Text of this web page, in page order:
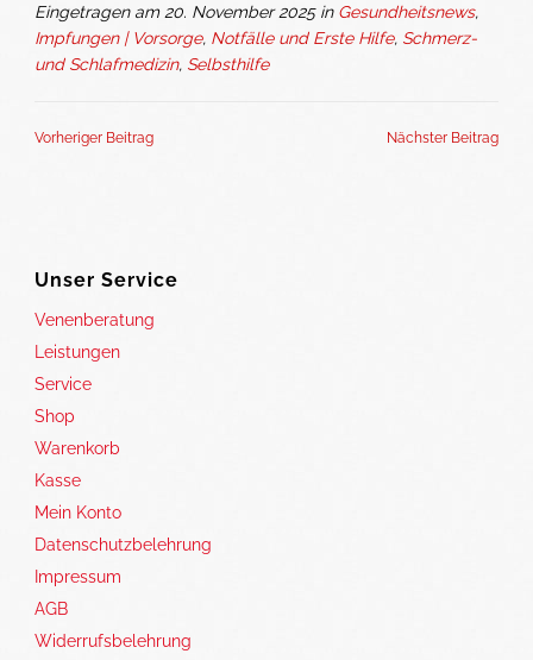
Eingetragen am 20. November 2025 in Gesundheitsnews,
Impfungen | Vorsorge, Notfälle und Erste Hilfe, Schmerz-
und Schlafmedizin, Selbsthilfe
Vorheriger Beitrag Nächster Beitrag
Unser Service
Venenberatung
Leistungen
Service
Shop
Warenkorb
Kasse
Mein Konto
Datenschutzbelehrung
Impressum
AGB
Widerrufsbelehrung